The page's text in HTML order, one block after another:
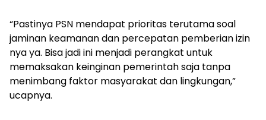
“Pastinya PSN mendapat prioritas terutama soal
jaminan keamanan dan percepatan pemberian izin
nya ya. Bisa jadi ini menjadi perangkat untuk
memaksakan keinginan pemerintah saja tanpa
menimbang faktor masyarakat dan lingkungan,”
ucapnya.